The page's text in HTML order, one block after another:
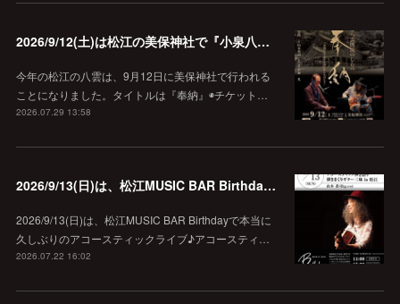
2026/9/12(土)は松江の美保神社で『小泉八雲朗読のしらべ』
今年の松江の八雲は、9月12日に美保神社で行われる
ことになりました。タイトルは『奉納』◉チケット…
2026.07.29 13:58
2026/9/13(日)は、松江MUSIC BAR Birthdayでアコースティック弾き語り弾きまくりギター三昧♪
2026/9/13(日)は、松江MUSIC BAR Birthdayで本当に
久しぶりのアコースティックライブ♪アコースティ…
2026.07.22 16:02